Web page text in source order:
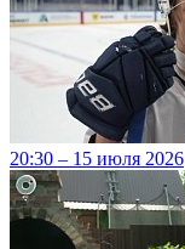
20:30 – 15 июля 2026